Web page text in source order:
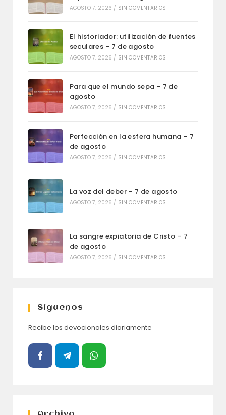
AGOSTO 7, 2026 / SIN COMENTARIOS
El historiador: utilización de fuentes
seculares – 7 de agosto
AGOSTO 7, 2026 / SIN COMENTARIOS
Para que el mundo sepa – 7 de
agosto
AGOSTO 7, 2026 / SIN COMENTARIOS
Perfección en la esfera humana – 7
de agosto
AGOSTO 7, 2026 / SIN COMENTARIOS
La voz del deber – 7 de agosto
AGOSTO 7, 2026 / SIN COMENTARIOS
La sangre expiatoria de Cristo – 7
de agosto
AGOSTO 7, 2026 / SIN COMENTARIOS
Síguenos
Recibe los devocionales diariamente